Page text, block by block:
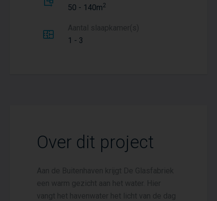
50 - 140m2
Aantal slaapkamer(s)
1 - 3
Over dit project
Aan de Buitenhaven krijgt De Glasfabriek
een warm gezicht aan het water. Hier
vangt het havenwater het licht van de dag